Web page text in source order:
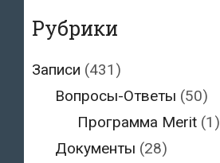
Рубрики
Записи (431)
Вопросы-Ответы (50)
Программа Merit (1)
Документы (28)